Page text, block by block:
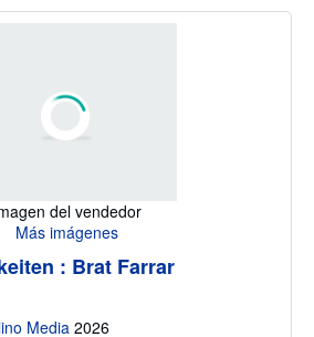
del vendedor
Más imágenes
: Brat Farrar
Media 2026